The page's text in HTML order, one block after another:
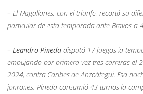
– El Magallanes, con el triunfo, recortó su
particular de esta temporada ante Bravos a
– Leandro Pineda disputó 17 juegos la
empujando por primera vez tres carreras el
2024, contra Caribes de Anzoátegui. Esa
jonrones. Pineda consumió 43 turnos la